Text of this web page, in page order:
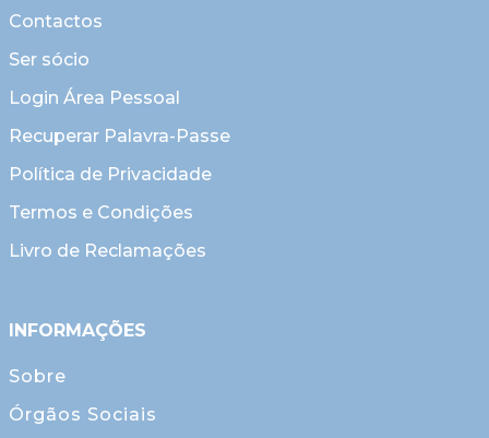
Contactos
Ser sócio
Login Área Pessoal
Recuperar Palavra-Passe
Política de Privacidade
Termos e Condições
Livro de Reclamações
INFORMAÇÕES
Sobre
Órgãos Sociais